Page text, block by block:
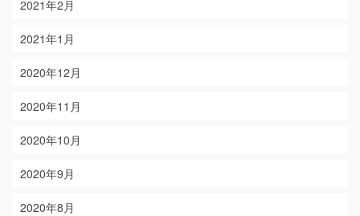
2021年2月
2021年1月
2020年12月
2020年11月
2020年10月
2020年9月
2020年8月